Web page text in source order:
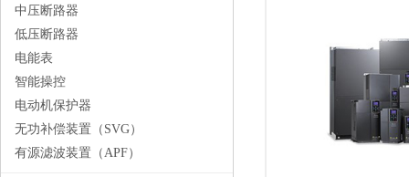
中压断路器
低压断路器
电能表
智能操控
电动机保护器
无功补偿装置（SVG）
有源滤波装置（APF）